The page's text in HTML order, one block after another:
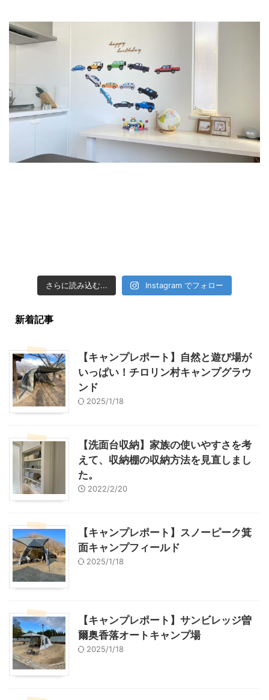
さらに読み込む... Instagram でフォロー
新着記事
【キャンプレポート】自然と遊び場が
いっぱい！チロリン村キャンプグラウ
ンド
2025/1/18
【洗面台収納】家族の使いやすさを考
えて、収納棚の収納方法を見直しまし
た。
2022/2/20
【キャンプレポート】スノーピーク箕
面キャンプフィールド
2025/1/18
【キャンプレポート】サンビレッジ曽
爾奥香落オートキャンプ場
2025/1/18